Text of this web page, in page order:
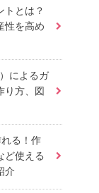
トとは？
性を高め
によるガ
り方、図
る！作
ど使える
介